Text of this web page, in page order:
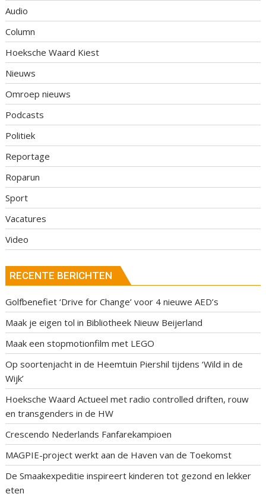
Audio
Column
Hoeksche Waard Kiest
Nieuws
Omroep nieuws
Podcasts
Politiek
Reportage
Roparun
Sport
Vacatures
Video
RECENTE BERICHTEN
Golfbenefiet ‘Drive for Change’ voor 4 nieuwe AED’s
Maak je eigen tol in Bibliotheek Nieuw Beijerland
Maak een stopmotionfilm met LEGO
Op soortenjacht in de Heemtuin Piershil tijdens ‘Wild in de
Wijk’
Hoeksche Waard Actueel met radio controlled driften, rouw
en transgenders in de HW
Crescendo Nederlands Fanfarekampioen
MAGPIE-project werkt aan de Haven van de Toekomst
De Smaakexpeditie inspireert kinderen tot gezond en lekker
eten